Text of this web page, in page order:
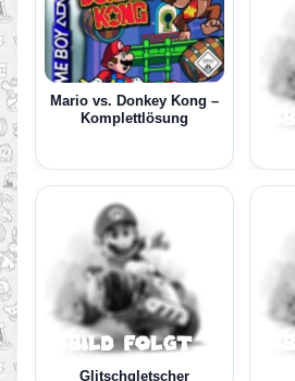
Mario vs. Donkey Kong –
Komplettlösung
Glitschgletscher